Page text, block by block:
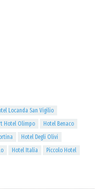
Locanda San Vigilio
Hotel Olimpo
Hotel Benaco
Hotel Degli Olivi
Hotel Italia Piccolo Hotel